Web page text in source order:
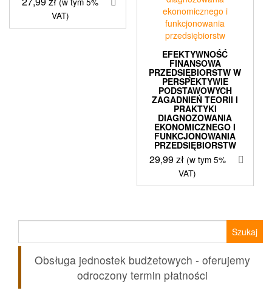
VAT)
EFEKTYWNOŚĆ
FINANSOWA
PRZEDSIĘBIORSTW W
PERSPEKTYWIE
PODSTAWOWYCH
ZAGADNIEŃ TEORII I
PRAKTYKI
DIAGNOZOWANIA
EKONOMICZNEGO I
FUNKCJONOWANIA
PRZEDSIĘBIORSTW
29,99zł (w tym 5%
VAT)
Obsługa jednostek budżetowych - oferujemy
odroczony termin płatności